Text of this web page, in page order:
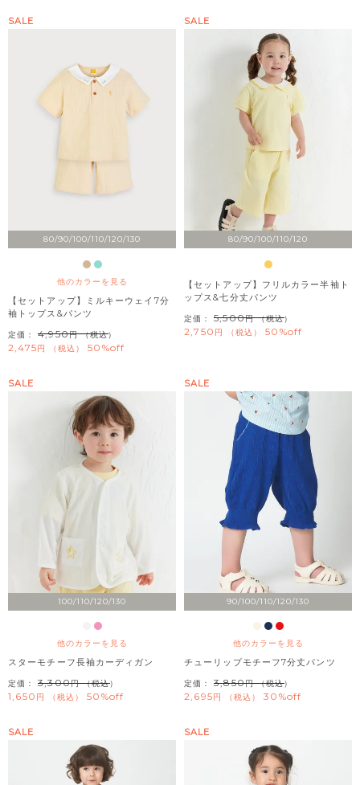
80/90/100/110/120/130
他のカラーを見る
SALE
【セットアップ】ミルキーウェイ7分
袖トップス&パンツ
定価： 4,950 （税込）
2,475 税込 50%off
80/90/100/110/120
SALE
【セットアップ】フリルカラー半袖ト
ップス&七分丈パンツ
定価： 5,500 （税込）
2,750 税込 50%off
100/110/120/130
他のカラーを見る
SALE
スターモチーフ長袖カーディガン
定価： 3,300 （税込）
1,650 税込 50%off
90/100/110/120/130
他のカラーを見る
SALE
チューリップモチーフ7分丈パンツ
定価： 3,850 （税込）
2,695 税込 30%off
SALE SALE